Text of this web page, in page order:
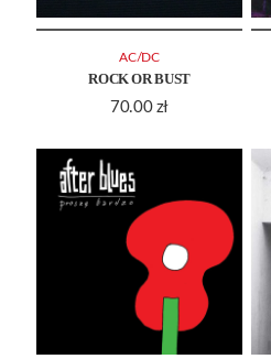
ROCK OR BUST
70.00 zł
AC/DC